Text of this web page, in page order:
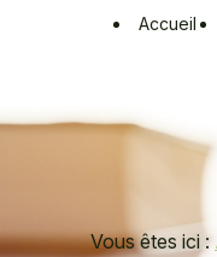
Accueil
Vous êtes ici :
Panneau de gestion des